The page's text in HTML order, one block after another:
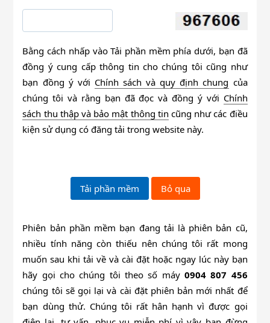
Bằng cách nhấp vào Tải phần mềm phía dưới, bạn đã
đồng ý cung cấp thông tin cho chúng tôi cũng như
bạn đồng ý với Chính sách và quy định chung của
chúng tôi và rằng bạn đã đọc và đồng ý với Chính
sách thu thập và bảo mật thông tin cũng như các điều
kiện sử dụng có đăng tải trong website này.
Phiên bản phần mềm bạn đang tải là phiên bản cũ,
nhiều tính năng còn thiếu nên chúng tôi rất mong
muốn sau khi tải về và cài đặt hoặc ngay lúc này bạn
hãy gọi cho chúng tôi theo số máy 0904 807 456
chúng tôi sẽ gọi lại và cài đặt phiên bản mới nhất để
bạn dùng thử. Chúng tôi rất hân hạnh vì được gọi